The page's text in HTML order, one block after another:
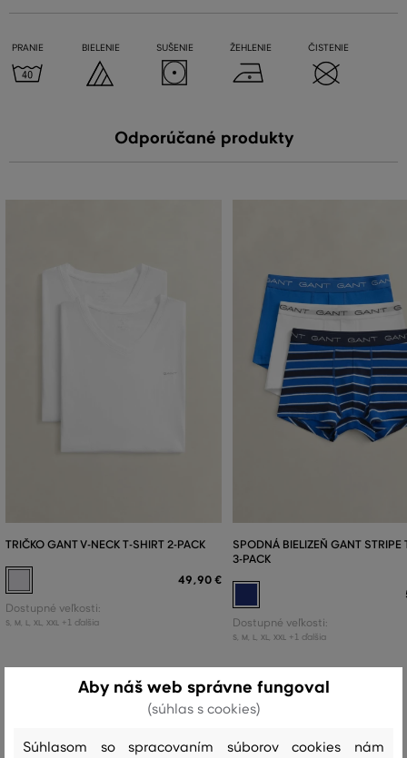
PRANIE BIELENIE SUŠENIE ŽEHLENIE ČISTENIE
Odporúčané produkty
TRIČKO GANT V-NECK T-SHIRT 2-PACK
49,90 €
Dostupné veľkosti:
S M L XL XXL +1 ďalšia
SPODNÁ BIELIZEŇ GANT STRIPE
3-PACK
Dostupné veľkosti:
S M L XL XXL +1 ďalšia
Aby náš web správne fungoval
(súhlas s cookies)
Súhlasom so spracovaním súborov cookies nám